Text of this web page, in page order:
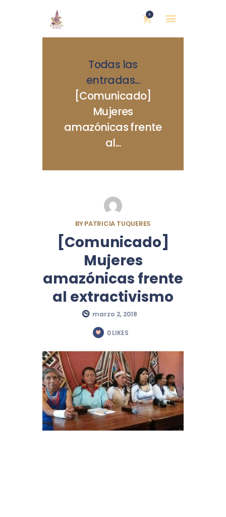
0
Todas las
entradas...
[Comunicado]
Mujeres
amazónicas frente
al...
NOSOTRAS
BYPATRICIA TUQUERES
[Comunicado]
Mujeres
amazónicas frente
al extractivismo
marzo 2, 2018
0 LIKES